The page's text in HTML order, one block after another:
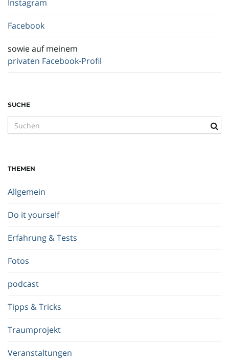
Instagram
Facebook
sowie auf meinem
privaten Facebook-Profil
SUCHE
u
b
g
i
f
.
.
.
THEMEN
Allgemein
Do it yourself
Erfahrung & Tests
Fotos
podcast
Tipps & Tricks
Traumprojekt
Veranstaltungen